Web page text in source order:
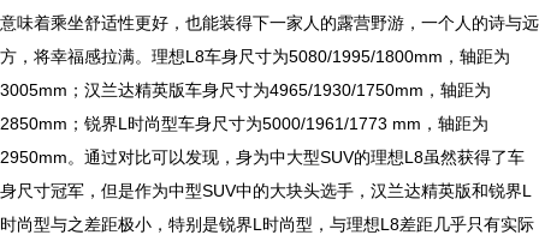
意味着乘坐舒适性更好，也能装得下一家人的露营野游，一个人的诗与远
方，将幸福感拉满。理想L8车身尺寸为5080/1995/1800mm，轴距为
3005mm；汉兰达精英版车身尺寸为4965/1930/1750mm，轴距为
2850mm；锐界L时尚型车身尺寸为5000/1961/1773 mm，轴距为
2950mm。通过对比可以发现，身为中大型SUV的理想L8虽然获得了车
身尺寸冠军，但是作为中型SUV中的大块头选手，汉兰达精英版和锐界L
时尚型与之差距极小，特别是锐界L时尚型，与理想L8差距几乎只有实际